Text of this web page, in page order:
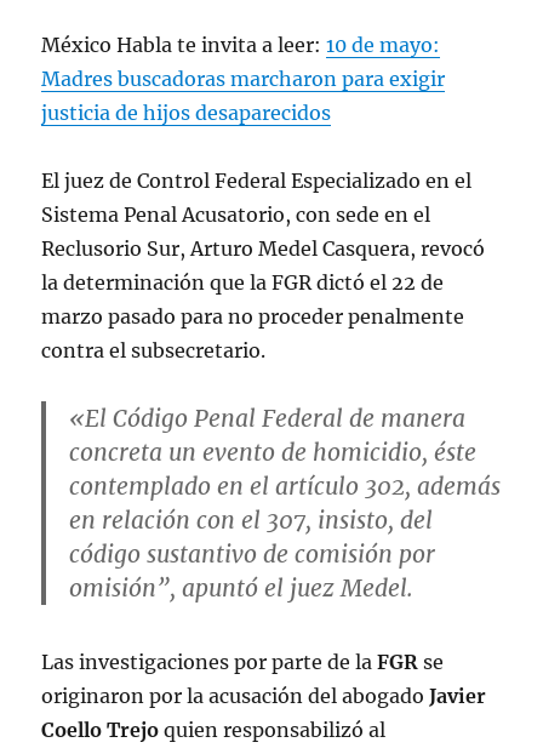
México Habla te invita a leer:10 de mayo:
Madres buscadoras marcharon para exigir
justicia de hijos desaparecidos
El juez de Control Federal Especializado en el
Sistema Penal Acusatorio, con sede en el
Reclusorio Sur, Arturo Medel Casquera, revocó
la determinación que la FGR dictó el 22 de
marzo pasado para no proceder penalmente
contra el subsecretario.
«El Código Penal Federal de manera
concreta un evento de homicidio, éste
contemplado en el artículo 302, además
en relación con el 307, insisto, del
código sustantivo de comisión por
omisión”, apuntó el juez Medel.
Las investigaciones por parte de laFGRse
originaron por la acusación del abogado Javier
Coello Trejo quien responsabilizó al